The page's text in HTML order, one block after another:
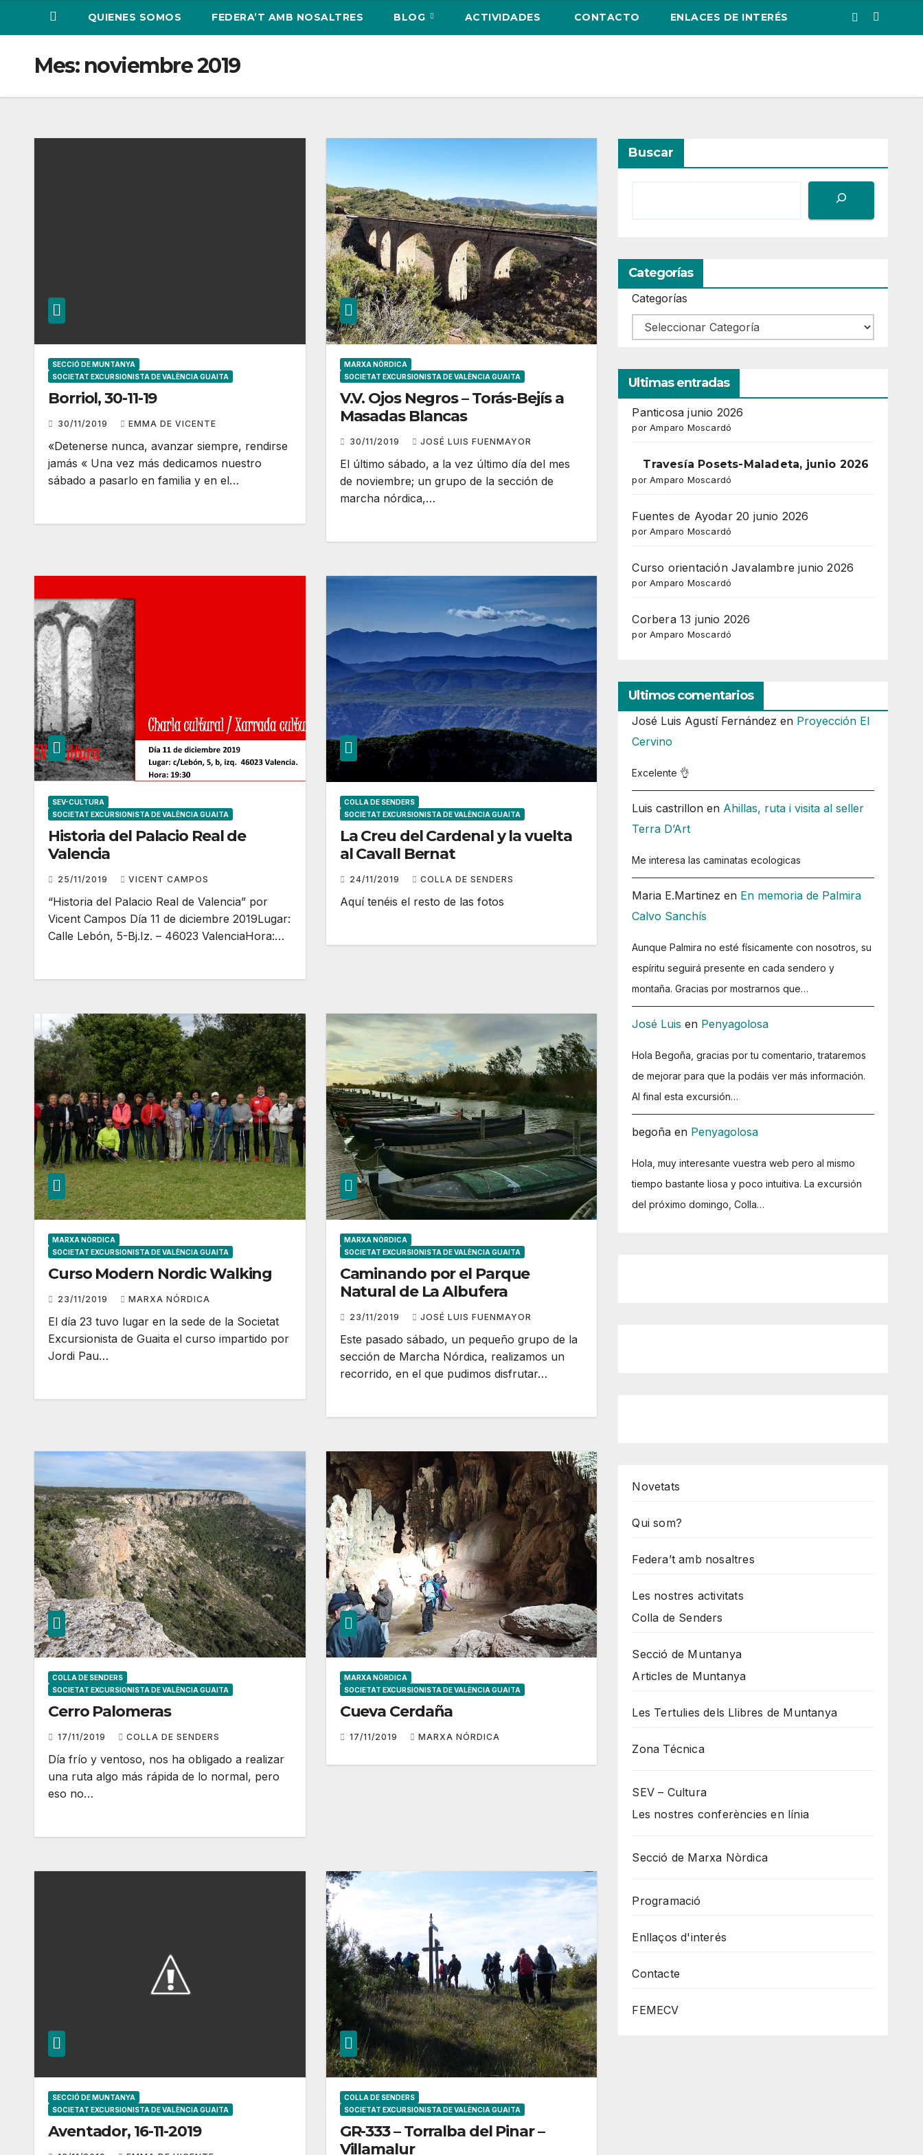
QUIENES SOMOS FEDERA’T AMB NOSALTRES BLOG ACTIVIDADES CONTACTO ENLACES DE INTERÉS
Mes: noviembre 2019
SECCIÓ DE MUNTANYA
SOCIETAT EXCURSIONISTA DE VALÈNCIA GUAITA
Borriol, 30-11-19
30/11/2019 EMMA DE VICENTE
«Detenerse nunca, avanzar siempre, rendirse
jamás « Una vez más dedicamos nuestro
sábado a pasarlo en familia y en el…
MARXA NÒRDICA
SOCIETAT EXCURSIONISTA DE VALÈNCIA GUAITA
V.V. Ojos Negros – Torás-Bejís a
Masadas Blancas
30/11/2019 JOSÉ LUIS FUENMAYOR
El último sábado, a la vez último día del mes
de noviembre; un grupo de la sección de
marcha nórdica,…
SEV-CULTURA
SOCIETAT EXCURSIONISTA DE VALÈNCIA GUAITA
Historia del Palacio Real de
Valencia
25/11/2019 VICENT CAMPOS
“Historia del Palacio Real de Valencia” por
Vicent Campos Día 11 de diciembre 2019Lugar:
Calle Lebón, 5-Bj.Iz. – 46023 ValenciaHora:…
COLLA DE SENDERS
SOCIETAT EXCURSIONISTA DE VALÈNCIA GUAITA
La Creu del Cardenal y la vuelta
al Cavall Bernat
24/11/2019 COLLA DE SENDERS
Aquí tenéis el resto de las fotos
MARXA NÒRDICA
SOCIETAT EXCURSIONISTA DE VALÈNCIA GUAITA
Curso Modern Nordic Walking
23/11/2019 MARXA NÓRDICA
El día 23 tuvo lugar en la sede de la Societat
Excursionista de Guaita el curso impartido por
Jordi Pau…
MARXA NÒRDICA
SOCIETAT EXCURSIONISTA DE VALÈNCIA GUAITA
Caminando por el Parque
Natural de La Albufera
23/11/2019 JOSÉ LUIS FUENMAYOR
Este pasado sábado, un pequeño grupo de la
sección de Marcha Nórdica, realizamos un
recorrido, en el que pudimos disfrutar…
COLLA DE SENDERS
SOCIETAT EXCURSIONISTA DE VALÈNCIA GUAITA
Cerro Palomeras
17/11/2019 COLLA DE SENDERS
Día frío y ventoso, nos ha obligado a realizar
una ruta algo más rápida de lo normal, pero
eso no…
MARXA NÒRDICA
SOCIETAT EXCURSIONISTA DE VALÈNCIA GUAITA
Cueva Cerdaña
17/11/2019 MARXA NÓRDICA
SECCIÓ DE MUNTANYA
SOCIETAT EXCURSIONISTA DE VALÈNCIA GUAITA
Aventador, 16-11-2019
COLLA DE SENDERS
SOCIETAT EXCURSIONISTA DE VALÈNCIA GUAITA
GR-333 – Torralba del Pinar –
Villamalur
Buscar
Categorías
Categorías
Ultimas entradas
Panticosa junio 2026
por Amparo Moscardó
Travesía Posets-Maladeta, junio 2026
por Amparo Moscardó
Fuentes de Ayodar 20 junio 2026
por Amparo Moscardó
Curso orientación Javalambre junio 2026
por Amparo Moscardó
Corbera 13 junio 2026
por Amparo Moscardó
Ultimos comentarios
José Luis Agustí Fernández en Proyección El
Cervino
Excelente 👌
Luis castrillon en Ahillas, ruta i visita al seller
Terra D’Art
Me interesa las caminatas ecologicas
Maria E.Martinez en En memoria de Palmira
Calvo Sanchís
Aunque Palmira no esté físicamente con nosotros, su
espíritu seguirá presente en cada sendero y
montaña. Gracias por mostrarnos que…
José Luis en Penyagolosa
Hola Begoña, gracias por tu comentario, trataremos
de mejorar para que la podáis ver más información.
Al final esta excursión…
begoña en Penyagolosa
Hola, muy interesante vuestra web pero al mismo
tiempo bastante liosa y poco intuitiva. La excursión
del próximo domingo, Colla…
Novetats
Qui som?
Federa’t amb nosaltres
Les nostres activitats
Colla de Senders
Secció de Muntanya
Articles de Muntanya
Les Tertulies dels Llibres de Muntanya
Zona Técnica
SEV – Cultura
Les nostres conferències en línia
Secció de Marxa Nòrdica
Programació
Enllaços d'interés
Contacte
FEMECV